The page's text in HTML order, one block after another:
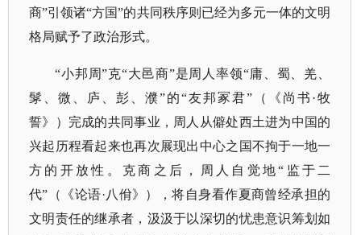
商”引领诸“方国”的共同秩序则已经为多元一体的文明
格局赋予了政治形式。
“小邦周”克“大邑商”是周人率领“庸、蜀、羌、
髳、微、庐、彭、濮”的“友邦冢君”（《尚书·牧
誓》）完成的共同事业，周人从僻处西土进为中国的
兴起历程看起来也再次展现出中心之国不拘于一地一
方的开放性。克商之后，周人自觉地“监于二
代”（《论语·八佾》），将自身看作夏商曾经承担的
文明责任的继承者，汲汲于以深切的忧患意识筹划如